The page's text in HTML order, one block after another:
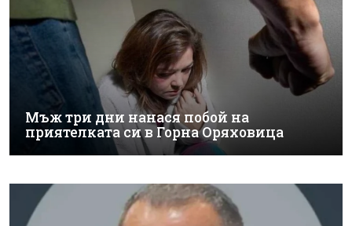
Мъж три дни нанася побой на
приятелката си в Горна Оряховица